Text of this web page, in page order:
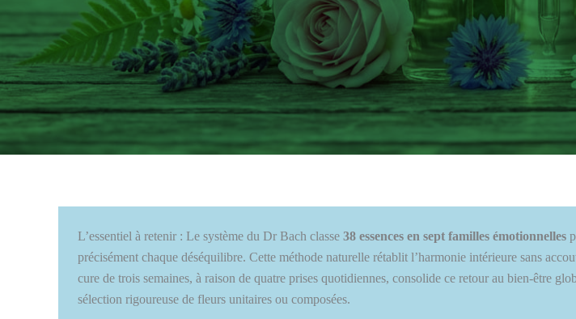
L’essentiel à retenir : Le système du Dr Bach classe 38 essences en sept familles émotionnelles
précisément chaque déséquilibre. Cette méthode naturelle rétablit l’harmonie intérieure sans
cure de trois semaines, à raison de quatre prises quotidiennes, consolide ce retour au bien-être
sélection rigoureuse de fleurs unitaires ou composées.